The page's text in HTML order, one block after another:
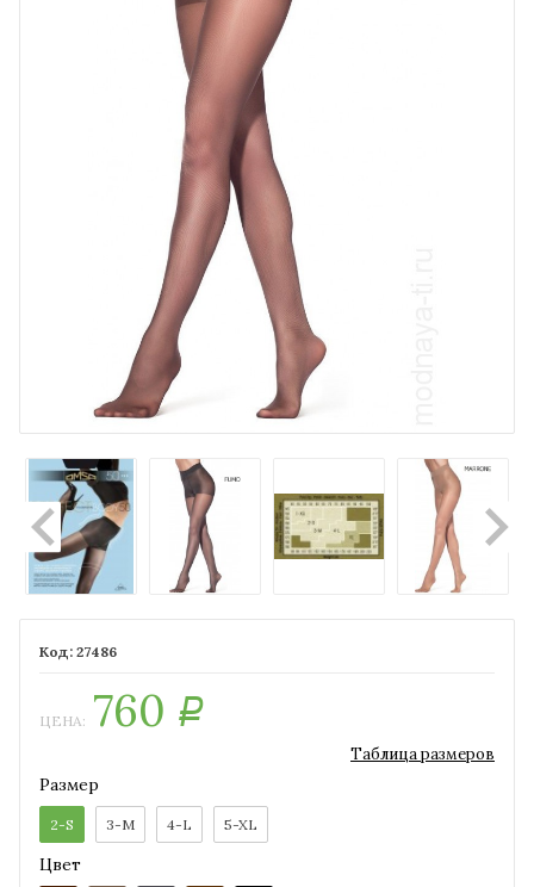
27486
ЦЕНА: 760 Р
Таблица размеров
Размер
2-S 3-M 4-L 5-XL
Цвет